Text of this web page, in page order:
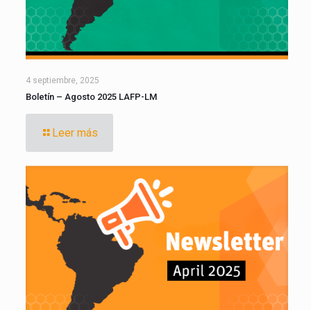
4 septiembre, 2025
Boletín – Agosto 2025 LAFP-LM
Leer más